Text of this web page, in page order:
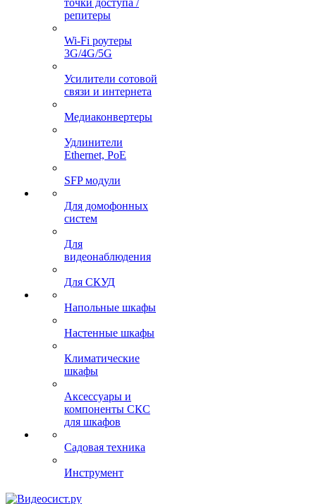
точки доступа /
репитеры
Wi-Fi роутеры
3G/4G/5G
Усилители сотовой
связи и интернета
Медиаконвертеры
Удлинители
Ethernet, PoE
SFP модули
Для домофонных
систем
Для
видеонаблюдения
Для СКУД
Напольные шкафы
Настенные шкафы
Климатические
шкафы
Аксессуары и
компоненты СКС
для шкафов
Садовая техника
Инструмент